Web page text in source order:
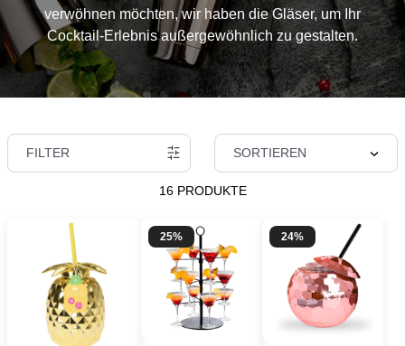
verwöhnen möchten, wir haben die Gläser, um Ihr
Cocktail-Erlebnis außergewöhnlich zu gestalten.
FILTER SORTIEREN
16 PRODUKTE
25% 24%